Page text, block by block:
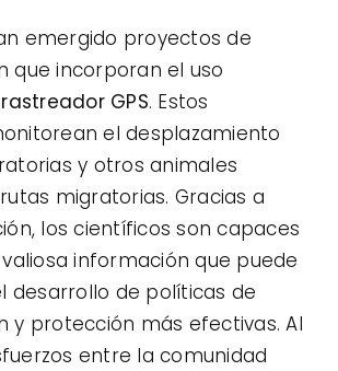
emergido proyectos de
que incorporan el uso
GPS. Estos
el desplazamiento
y otros animales
migratorias. Gracias a
los científicos son capaces
información que puede
desarrollo de políticas de
y protección más efectivas. Al
entre la comunidad